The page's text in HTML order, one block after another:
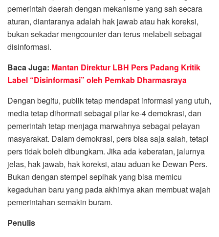
pemerintah daerah dengan mekanisme yang sah secara
aturan, diantaranya adalah hak jawab atau hak koreksi,
bukan sekadar mengcounter dan terus melabeli sebagai
disinformasi.
Baca Juga: Mantan Direktur LBH Pers Padang Kritik
Label “Disinformasi” oleh Pemkab Dharmasraya
Dengan begitu, publik tetap mendapat informasi yang utuh,
media tetap dihormati sebagai pilar ke-4 demokrasi, dan
pemerintah tetap menjaga marwahnya sebagai pelayan
masyarakat. Dalam demokrasi, pers bisa saja salah, tetapi
pers tidak boleh dibungkam. Jika ada keberatan, jalurnya
jelas, hak jawab, hak koreksi, atau aduan ke Dewan Pers.
Bukan dengan stempel sepihak yang bisa memicu
kegaduhan baru yang pada akhirnya akan membuat wajah
pemerintahan semakin buram.
Penulis